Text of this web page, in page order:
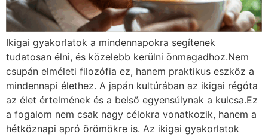
Ikigai gyakorlatok a mindennapokra segítenek
tudatosan élni, és közelebb kerülni önmagadhoz.Nem
csupán elméleti filozófia ez, hanem praktikus eszköz a
mindennapi élethez. A japán kultúrában az ikigai régóta
az élet értelmének és a belső egyensúlynak a kulcsa.Ez
a fogalom nem csak nagy célokra vonatkozik, hanem a
hétköznapi apró örömökre is. Az ikigai gyakorlatok